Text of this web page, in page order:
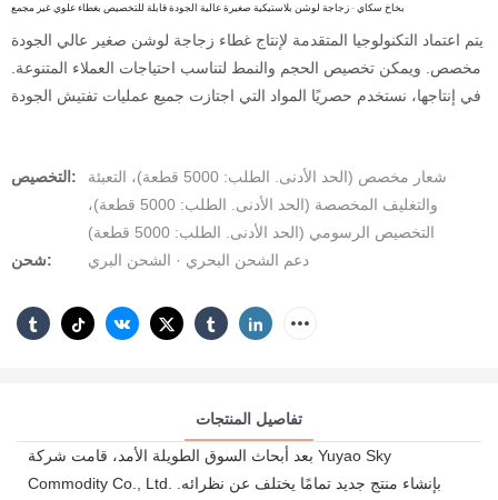
بخاخ سكاي - زجاجة لوشن بلاستيكية صغيرة عالية الجودة قابلة للتخصيص بغطاء علوي غير مجمع
يتم اعتماد التكنولوجيا المتقدمة لإنتاج غطاء زجاجة لوشن صغير عالي الجودة
مخصص. ويمكن تخصيص الحجم والنمط لتناسب احتياجات العملاء المتنوعة.
في إنتاجها، نستخدم حصريًا المواد التي اجتازت جميع عمليات تفتيش الجودة
التخصيص:
شعار مخصص (الحد الأدنى. الطلب: 5000 قطعة)، التعبئة
والتغليف المخصصة (الحد الأدنى. الطلب: 5000 قطعة)،
التخصيص الرسومي (الحد الأدنى. الطلب: 5000 قطعة)
شحن:
دعم الشحن البحري · الشحن البري
تفاصيل المنتجات
بعد أبحاث السوق الطويلة الأمد، قامت شركة Yuyao Sky
Commodity Co., Ltd. بإنشاء منتج جديد تمامًا يختلف عن نظرائه.